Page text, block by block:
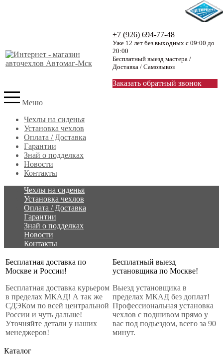
+7 (926) 694-77-48
Уже 12 лет без выходных с 09:00 до
20:00
Бесплатный выезд мастера /
Доставка / Самовывоз
Заказать обратный звонок
Меню
Чехлы на сиденья
Установка чехлов
Оплата / Доставка
Гарантии
Знай о подделках
Новости
Контакты
Чехлы на сиденья
Установка чехлов
Оплата / Доставка
Гарантии
Знай о подделках
Новости
Контакты
Бесплатная доставка по
Москве и России!
Бесплатная доставка курьером
в пределах МКАД! А так же
СДЭКом по всей центральной
России и чуть дальше!
Уточняйте детали у наших
менеджеров!
Бесплатный выезд
установщика по Москве!
Выезд установщика в
пределах МКАД без доплат!
Профессиональная установка
чехлов с подшивом прямо у
вас под подьездом, всего за 90
минут.
Каталог